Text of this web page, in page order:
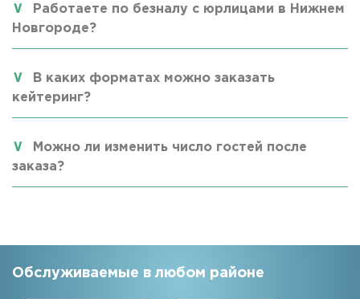
Работаете по безналу с юрлицами в Нижнем
Новгороде?
В каких форматах можно заказать
кейтеринг?
Можно ли изменить число гостей после
заказа?
Обслуживаемые в любом районе